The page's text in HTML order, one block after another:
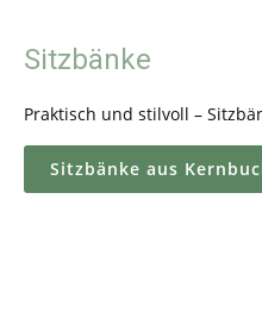
Sitzbänke
Praktisch und stilvoll –
Sitzbänke aus